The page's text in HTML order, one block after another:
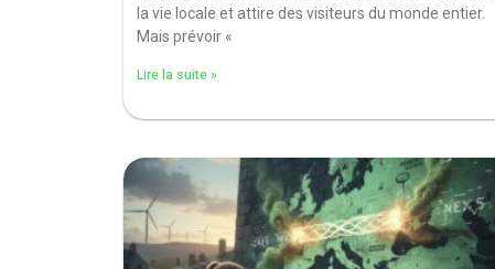
la vie locale et attire des visiteurs du monde entier.
Mais prévoir «
Lire la suite »